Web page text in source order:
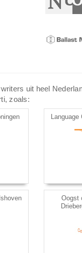
uit heel
zoals:
Language
Oogst